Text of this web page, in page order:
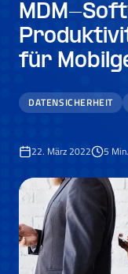
MDM-
für
DATENSICHERHEIT
22. März 2022 5